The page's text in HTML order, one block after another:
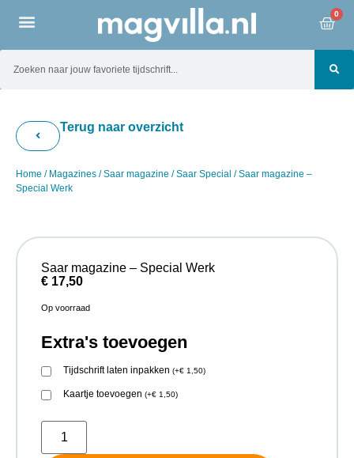
0
Terug naar overzicht
Home / Magazines /Saar magazine /Saar Special / Saar magazine –
Special Werk
Saar magazine – Special Werk
€ 17,50
Op voorraad
Extra's toevoegen
Tijdschrift laten inpakken (+€ 1,50)
Kaartje toevoegen (+€ 1,50)